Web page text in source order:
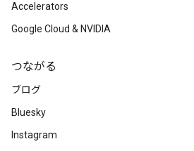
Accelerators
Google Cloud & NVIDIA
つながる
ブログ
Bluesky
Instagram